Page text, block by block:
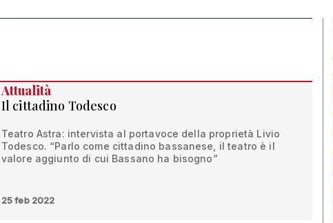
Attualità
Il cittadino Todesco
Teatro Astra: intervista al portavoce della proprietà Livio
Todesco. “Parlo come cittadino bassanese, il teatro è il
valore aggiunto di cui Bassano ha bisogno”
25 feb 2022